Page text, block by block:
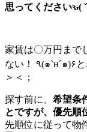
思ってくださいԅ(
家賃は〇万円まで
ない！ ٩(๑`н´๑)۶とわがままを言っていても仕方ないんです
＞＜；
探す前に、 希望条
とですが、優先順
先順位に従って物